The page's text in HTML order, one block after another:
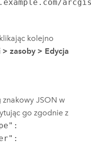
kolejno
> zasoby > Edycja
JSON w
go zgodnie z